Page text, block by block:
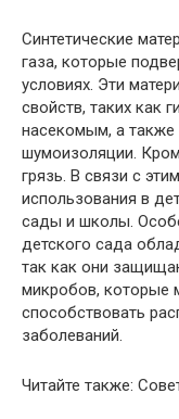
Синтетические
газа, которые
условиях. Эти
свойств, таких как
насекомым, а также
шумоизоляции.
грязь. В связи с
использования в
сады и школы.
детского сада
так как они
микробов, которые
способствовать
заболеваний.
Читайте также: